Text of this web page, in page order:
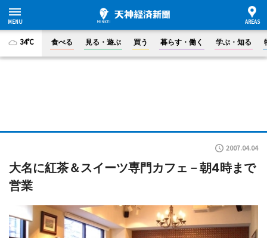
34°C 食べる 見る・遊ぶ 買う 暮らす・働く 学ぶ・知る
2007.04.04
大名に紅茶＆スイーツ専門カフェ－朝4時まで
営業